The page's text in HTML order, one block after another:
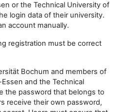
or the Technical University of
login data of their university.
account manually.
registration must be correct
Bochum and members of
and the Technical
the password that belongs to
receive their own password,